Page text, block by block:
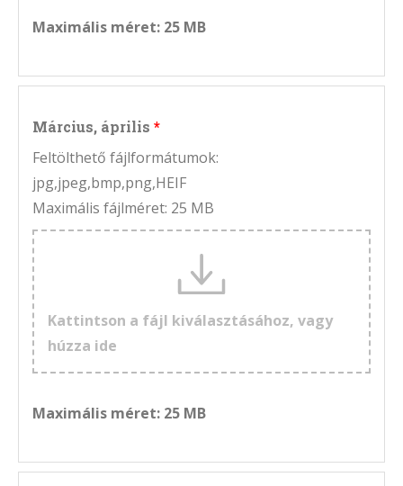
Maximális méret: 25 MB
Március, április
Feltölthető fájlformátumok:
jpg,jpeg,bmp,png,HEIF
Maximális fájlméret: 25 MB
Kattintson a fájl kiválasztásához, vagy
húzza ide
Maximális méret: 25 MB